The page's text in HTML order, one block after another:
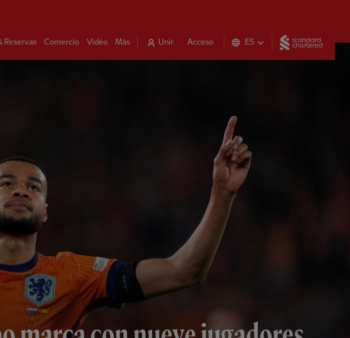
Reservas Comercio Vidéo Más Unir Acceso ES